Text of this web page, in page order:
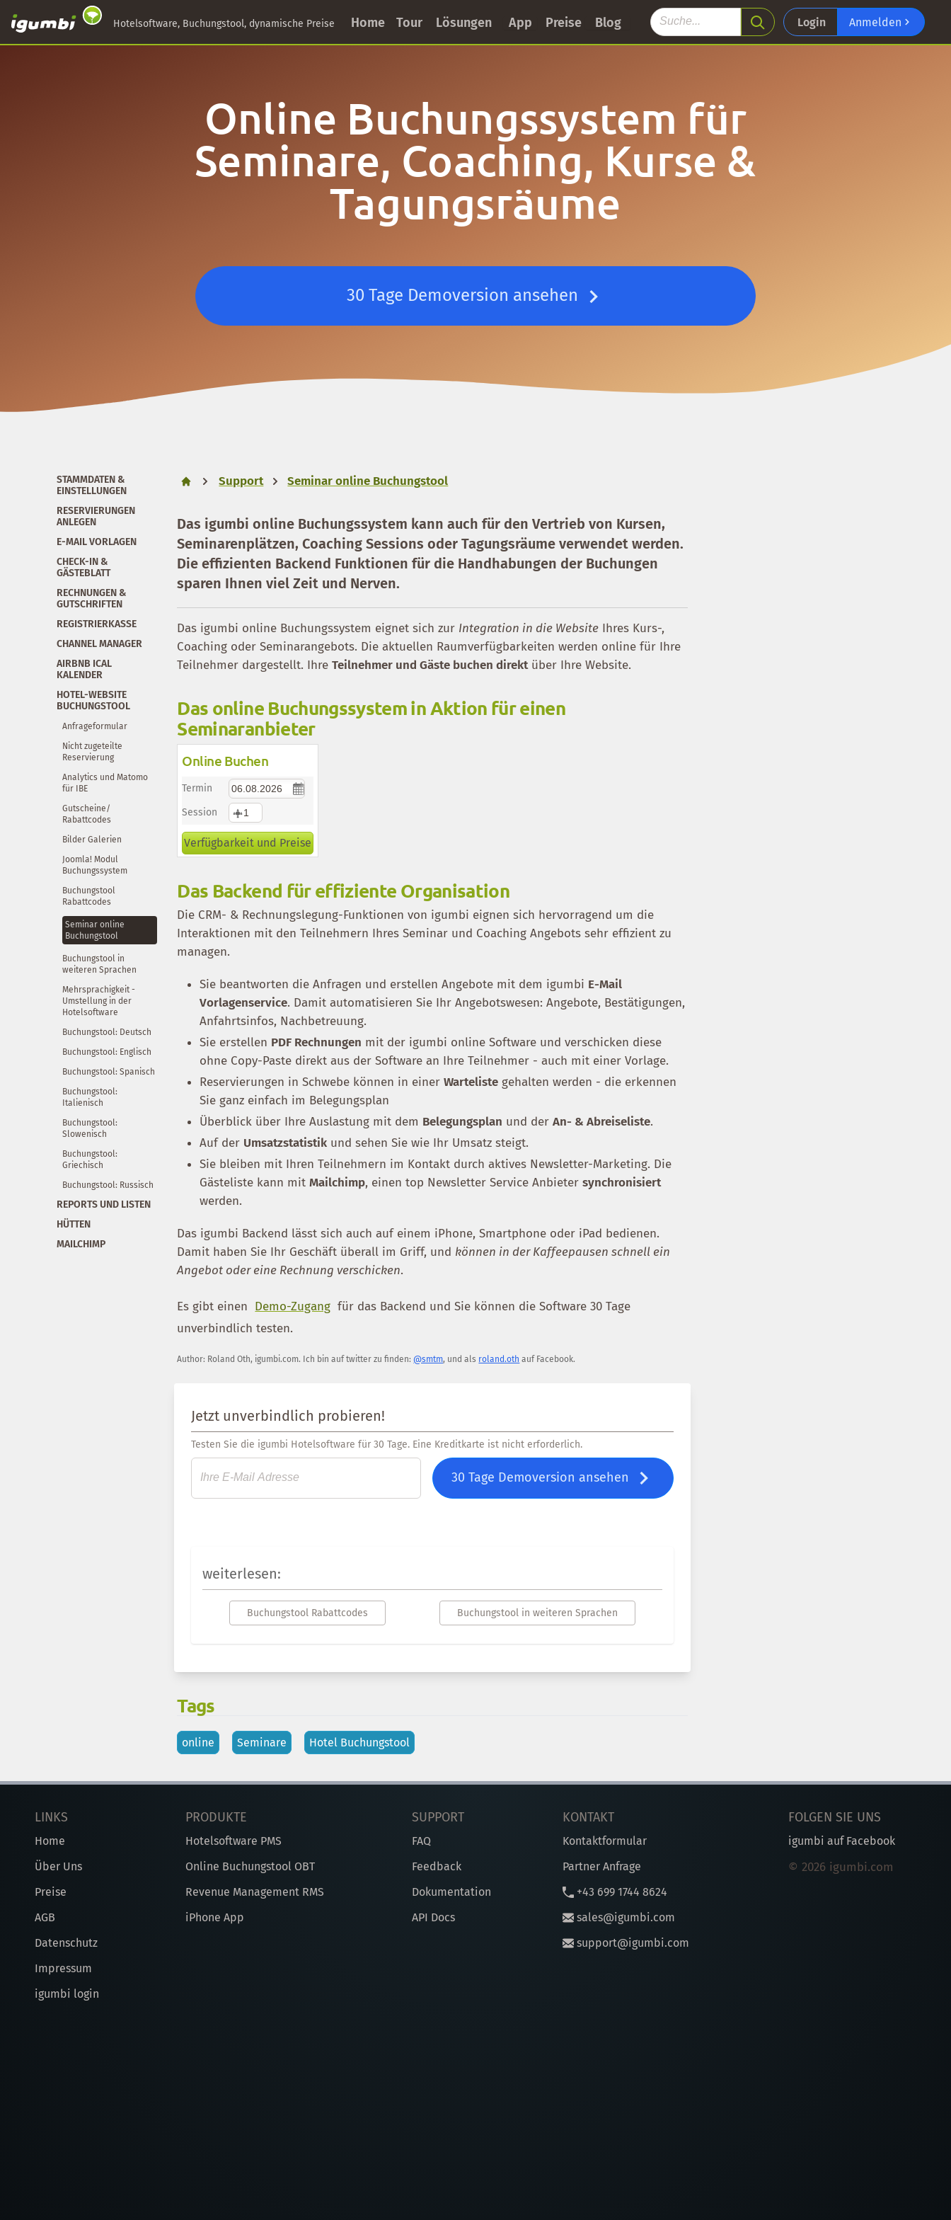
Hotelsoftware, Buchungstool, dynamische Preise Home Tour Lösungen App Preise Blog Login Anmelden
Online Buchungssystem für
Seminare, Coaching, Kurse &
Tagungsräume
30 Tage Demoversion ansehen
STAMMDATEN &
EINSTELLUNGEN
RESERVIERUNGEN
ANLEGEN
E-MAIL VORLAGEN
CHECK-IN &
GÄSTEBLATT
RECHNUNGEN &
GUTSCHRIFTEN
REGISTRIERKASSE
CHANNEL MANAGER
AIRBNB ICAL
KALENDER
HOTEL-WEBSITE
BUCHUNGSTOOL
Anfrageformular
Nicht zugeteilte
Reservierung
Analytics und Matomo
für IBE
Gutscheine/
Rabattcodes
Bilder Galerien
Joomla! Modul
Buchungssystem
Buchungstool
Rabattcodes
Seminar online
Buchungstool
Buchungstool in
weiteren Sprachen
Mehrsprachigkeit -
Umstellung in der
Hotelsoftware
Buchungstool: Deutsch
Buchungstool: Englisch
Buchungstool: Spanisch
Buchungstool:
Italienisch
Buchungstool:
Slowenisch
Buchungstool:
Griechisch
Buchungstool: Russisch
REPORTS UND LISTEN
HÜTTEN
MAILCHIMP
Support Seminar online Buchungstool
Das igumbi online Buchungssystem kann auch für den Vertrieb von Kursen,
Seminarenplätzen, Coaching Sessions oder Tagungsräume verwendet werden.
Die effizienten Backend Funktionen für die Handhabungen der Buchungen
sparen Ihnen viel Zeit und Nerven.
Das igumbi online Buchungssystem eignet sich zur Integration in die Website Ihres Kurs-,
Coaching oder Seminarangebots. Die aktuellen Raumverfügbarkeiten werden online für Ihre
Teilnehmer dargestellt. IhreTeilnehmer und Gäste buchen direktüber Ihre Website.
Das online Buchungssystem in Aktion für einen
Seminaranbieter
Online Buchen
Termin
Session
Verfügbarkeit und Preise
Das Backend für effiziente Organisation
Die CRM- & Rechnungslegung-Funktionen von igumbi eignen sich hervorragend um die
Interaktionen mit den Teilnehmern Ihres Seminar und Coaching Angebots sehr effizient zu
managen.
Sie beantworten die Anfragen und erstellen Angebote mit dem igumbi E-Mail
Vorlagenservice. Damit automatisieren Sie Ihr Angebotswesen: Angebote, Bestätigungen,
Anfahrtsinfos, Nachbetreuung.
Sie erstellen PDF Rechnungen mit der igumbi online Software und verschicken diese
ohne Copy-Paste direkt aus der Software an Ihre Teilnehmer - auch mit einer Vorlage.
Reservierungen in Schwebe können in einerWarteliste gehalten werden - die erkennen
Sie ganz einfach im Belegungsplan
Überblick über Ihre Auslastung mit dem Belegungsplan und derAn- & Abreiseliste.
Auf der Umsatzstatistik und sehen Sie wie Ihr Umsatz steigt.
Sie bleiben mit Ihren Teilnehmern im Kontakt durch aktives Newsletter-Marketing. Die
Gästeliste kann mitMailchimp, einen top Newsletter Service Anbietersynchronisiert
werden.
Das igumbi Backend lässt sich auch auf einem iPhone, Smartphone oder iPad bedienen.
Damit haben Sie Ihr Geschäft überall im Griff, und können in der Kaffeepausen schnell ein
Angebot oder eine Rechnung verschicken.
Es gibt einen Demo-Zugang für das Backend und Sie können die Software 30 Tage
unverbindlich testen.
Author: Roland Oth, igumbi.com. Ich bin auf twitter zu finden: @smtm, und als roland.oth auf Facebook.
Jetzt unverbindlich probieren!
Testen Sie die igumbi Hotelsoftware für 30 Tage. Eine Kreditkarte ist nicht erforderlich.
30 Tage Demoversion ansehen
weiterlesen:
Buchungstool Rabattcodes Buchungstool in weiteren Sprachen
Tags
online Seminare Hotel Buchungstool
LINKS
Home
Über Uns
Preise
AGB
Datenschutz
Impressum
igumbi login
PRODUKTE
Hotelsoftware PMS
Online Buchungstool OBT
Revenue Management RMS
iPhone App
SUPPORT
FAQ
Feedback
Dokumentation
API Docs
KONTAKT
Kontaktformular
Partner Anfrage
+43 699 1744 8624
sales@igumbi.com
support@igumbi.com
FOLGEN SIE UNS
igumbi auf Facebook
© 2026 igumbi.com